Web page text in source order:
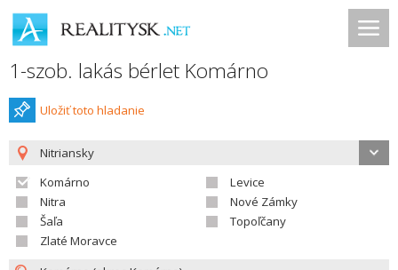
1-szob. lakás bérlet Komárno
Uložiť toto hladanie
Nitriansky
Komárno
Levice
Nitra
Nové Zámky
Šaľa
Topoľčany
Zlaté Moravce